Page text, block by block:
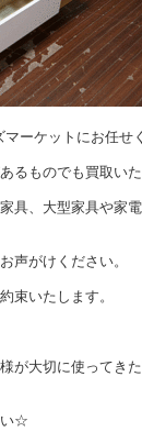
ーケットにお任せ
るものでも買取いた
具、大型家具や家
声がけください。
束いたします。
が大切に使ってき
い☆